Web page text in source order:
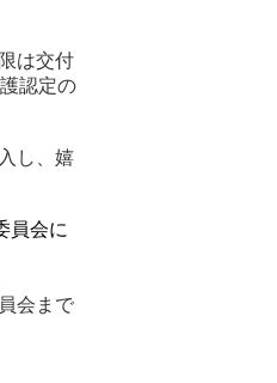
は交付
認定の
し、嬉
員会に
会まで